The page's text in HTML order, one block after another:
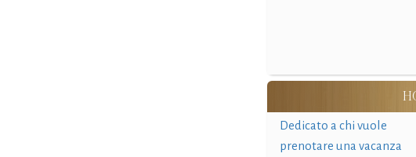
Dedicato a chi vuole
prenotare una vacanza